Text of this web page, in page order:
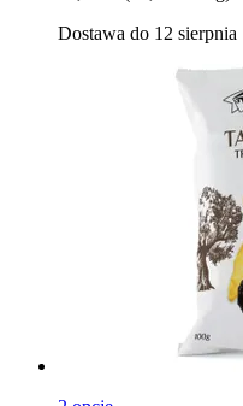
Dostawa do 12 sierpnia